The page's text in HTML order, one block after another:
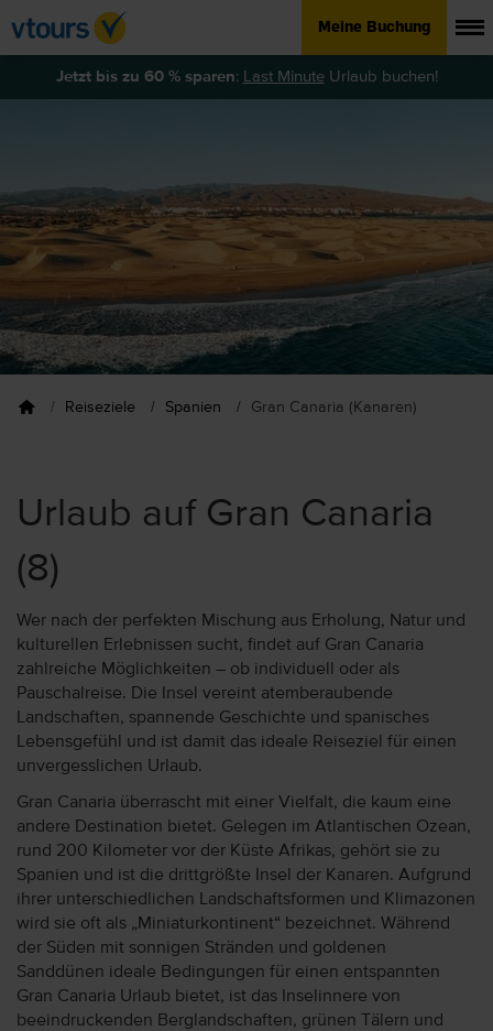
Meine Buchung
Jetzt bis zu 60 % sparen: Last MinuteUrlaub buchen!
Reiseziele Spanien Gran Canaria (Kanaren)
Urlaub auf Gran Canaria
(8)
Wer nach der perfekten Mischung aus Erholung, Natur und
kulturellen Erlebnissen sucht, findet auf Gran Canaria
zahlreiche Möglichkeiten – ob individuell oder als
Pauschalreise. Die Insel vereint atemberaubende
Landschaften, spannende Geschichte und spanisches
Lebensgefühl und ist damit das ideale Reiseziel für einen
unvergesslichen Urlaub.
Gran Canaria überrascht mit einer Vielfalt, die kaum eine
andere Destination bietet. Gelegen im Atlantischen Ozean,
rund 200 Kilometer vor der Küste Afrikas, gehört sie zu
Spanien und ist die drittgrößte Insel der Kanaren. Aufgrund
ihrer unterschiedlichen Landschaftsformen und Klimazonen
wird sie oft als „Miniaturkontinent“ bezeichnet. Während
der Süden mit sonnigen Stränden und goldenen
Sanddünen ideale Bedingungen für einen entspannten
Gran Canaria Urlaub bietet, ist das Inselinnere von
beeindruckenden Berglandschaften, grünen Tälern und